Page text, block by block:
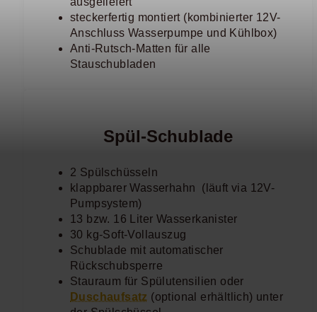
steckerfertig montiert (kombinierter 12V-
Anschluss Wasserpumpe und Kühlbox)
Anti-Rutsch-Matten für alle
Stauschubladen
Spül-Schublade
2 Spülschüsseln
klappbarer Wasserhahn (läuft via 12V-
Pumpsystem)
13 bzw. 16 Liter Wasserkanister
30 kg-Soft-Vollauszug
Schublade mit automatischer
Rückschubsperre
Stauraum für Spülutensilien oder
Duschaufsatz (optional erhältlich) unter